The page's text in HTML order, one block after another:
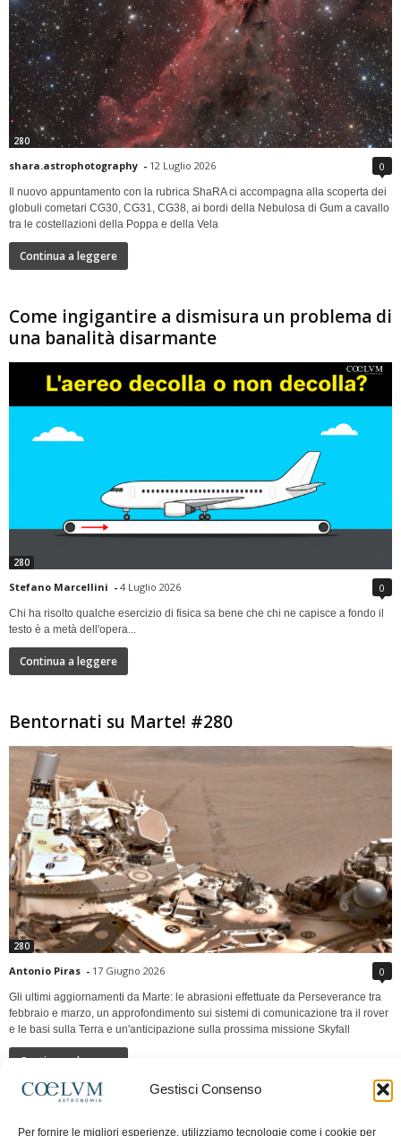
Gestisci Consenso
Per fornire le migliori esperienze, utilizziamo tecnologie come i cookie per
280
shara.astrophotography - 12 Luglio 2026 0
Il nuovo appuntamento con la rubrica ShaRA ci accompagna alla scoperta dei
globuli cometari CG30, CG31, CG38, ai bordi della Nebulosa di Gum a cavallo
tra le costellazioni della Poppa e della Vela
Continua a leggere
Come ingigantire a dismisura un problema di
una banalità disarmante
280
Stefano Marcellini - 4 Luglio 2026 0
Chi ha risolto qualche esercizio di fisica sa bene che chi ne capisce a fondo il
testo è a metà dell'opera...
Continua a leggere
Bentornati su Marte! #280
280
Antonio Piras - 17 Giugno 2026 0
Gli ultimi aggiornamenti da Marte: le abrasioni effettuate da Perseverance tra
febbraio e marzo, un approfondimento sui sistemi di comunicazione tra il rover
e le basi sulla Terra e un'anticipazione sulla prossima missione Skyfall
Continua a leggere